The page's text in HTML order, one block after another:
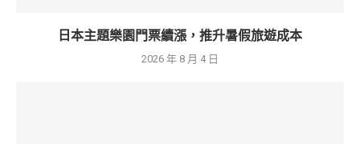
日本主題樂園門票續漲，推升暑假旅遊成本
2026 年 8 月 4 日